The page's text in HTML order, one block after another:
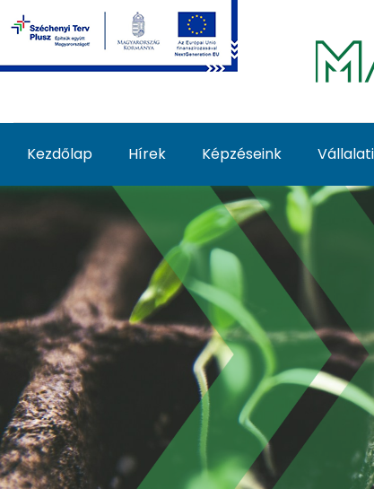
Ugrás a fő tartalomhoz
Kezdőlap Hírek Képzéseink
Zöldségnövény